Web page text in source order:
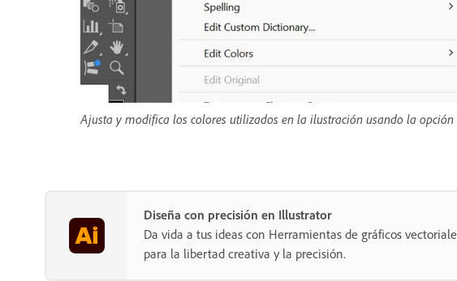
Ajusta y modifica los colores utilizados en la ilustración usando la opción
Diseña con precisión en Illustrator
Da vida a tus ideas con Herramientas de gráficos
para la libertad creativa y la precisión.